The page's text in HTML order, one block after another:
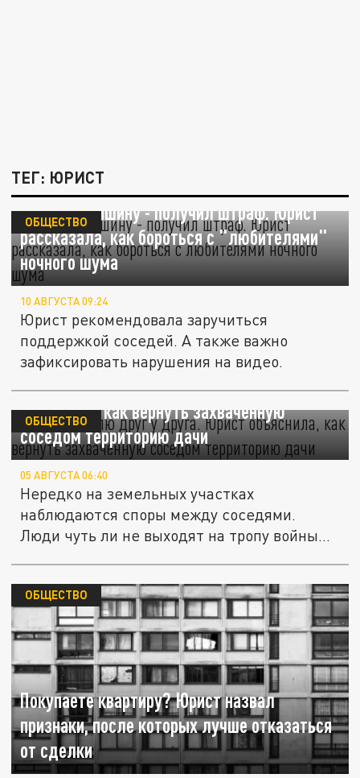
ТЕГ: ЮРИСТ
Нарушил тишину - получил штраф. Юрист
рассказала, как бороться с "любителями"
ночного шума
ОБЩЕСТВО
10 АВГУСТА 09:24
Юрист рекомендовала заручиться
поддержкой соседей. А также важно
зафиксировать нарушения на видео.
"Воруют" землю друг у друга. Юрист
объяснила, как вернуть захваченную
соседом территорию дачи
ОБЩЕСТВО
05 АВГУСТА 06:40
Нередко на земельных участках
наблюдаются споры между соседями.
Люди чуть ли не выходят на тропу войны
Покупаете квартиру? Юрист назвал
признаки, после которых лучше отказаться
от сделки
ОБЩЕСТВО